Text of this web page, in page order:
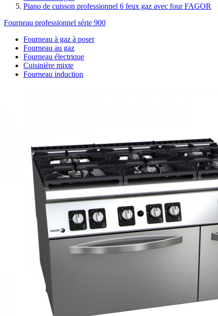
Piano de cuisson professionnel 6 feux gaz avec four FAGOR
Fourneau professionnel série 900
Fourneau à gaz à poser
Fourneau au gaz
Fourneau électrique
Cuisinière mixte
Fourneau induction